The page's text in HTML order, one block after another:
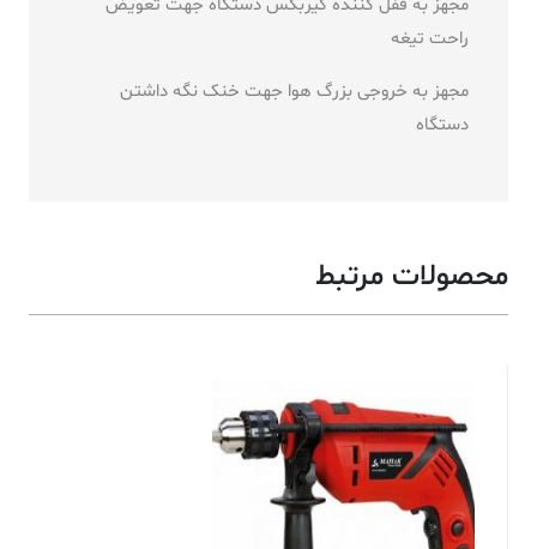
مجهز به قفل کننده گیربکس دستگاه جهت تعویض
راحت تیغه
مجهز به خروجی بزرگ هوا جهت خنک نگه داشتن
دستگاه
محصولات مرتبط